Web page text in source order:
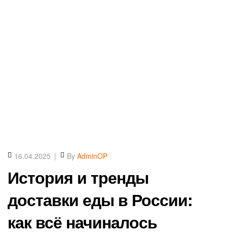
16.04.2025 By AdminOP
История и тренды
доставки еды в России:
как всё начиналось